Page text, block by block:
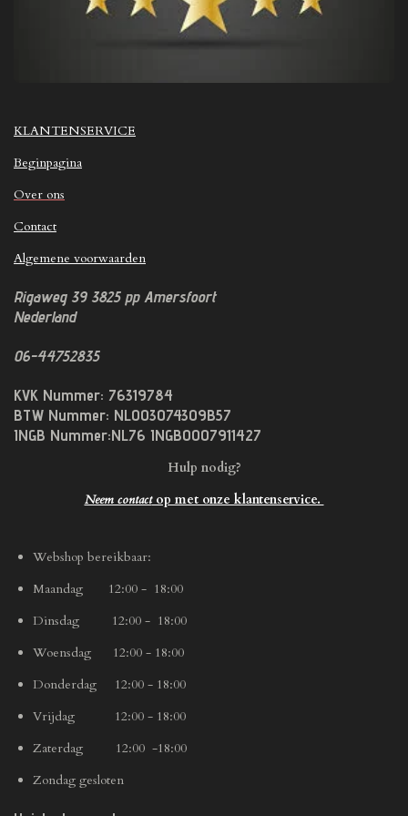
KLANTENSERVICE
Beginpagina
Over ons
Contact
Algemene voorwaarden
Rigaweg 39 3825 pp Amersfoort
Nederland
06-44752835
KVK Nummer: 76319784
BTW Nummer: NL003074309B57
INGB Nummer:NL76 INGB0007911427
Hulp nodig?
Neem contactop met onze klantenservice.
Webshop bereikbaar:
Maandag 12:00 - 18:00
Dinsdag 12:00 - 18:00
Woensdag 12:00 - 18:00
Donderdag 12:00 - 18:00
Vrijdag 12:00 - 18:00
Zaterdag 12:00 -18:00
Zondag gesloten